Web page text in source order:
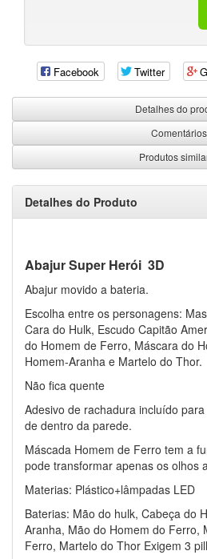
Facebook Twitter
Detalhes do
Comentários
Produtos
Detalhes do Produto
Abajur Super Herói 3D
Abajur movido a bateria.
Escolha entre os personagens:
Cara do Hulk, Escudo Capitão
do Homem de Ferro, Máscara do
Homem-Aranha e Martelo do Thor.
Não fica quente
Adesivo de rachadura incluído
de dentro da parede.
Máscada Homem de Ferro tem a
pode transformar apenas os olhos
Materias: Plástico+lâmpadas LED
Baterias: Mão do hulk, Cabeça do
Aranha, Mão do Homem do Ferro,
Ferro, Martelo do Thor Exigem 3